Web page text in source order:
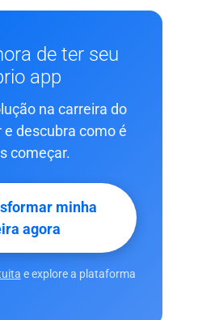
de ter seu
app
na carreira do
descubra como é
começar.
minha
agora
e explore a plataforma